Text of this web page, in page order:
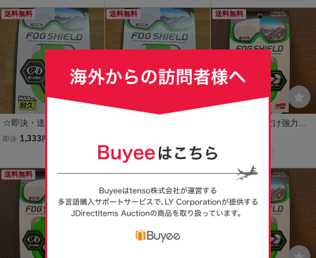
サイズ 速乾 ドライ 半袖 T
シャツ 正規品
メガネの曇り止め ソフト
99 GLACOガラコの会社
製 フォグシールド②
メガネの曇り止め ソフト
99 GLACOガラコの会社
製 フォグシールド⑥
送料無料
☆即決・送料込☆新品☆S
OFT99 スポルファ FOG S
HIELD 曇り止め ゴーグル
99 GLACOガラコの会社
製 フォグシールド⑤
即決 1,333 円
送料無料
HIELD 曇り止め ゴーグル
メガネの曇り止め ソフト
99 GLACOガラコの会社
製 フォグシールド④
送料無料
【新品】拭くだけ強力く
ファフォグシールド SOF
T 99
送料無料 送料無料 送料無料